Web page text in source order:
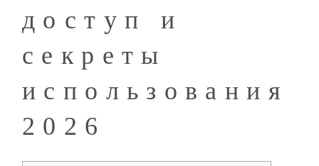
доступ и
секреты
использования
2026